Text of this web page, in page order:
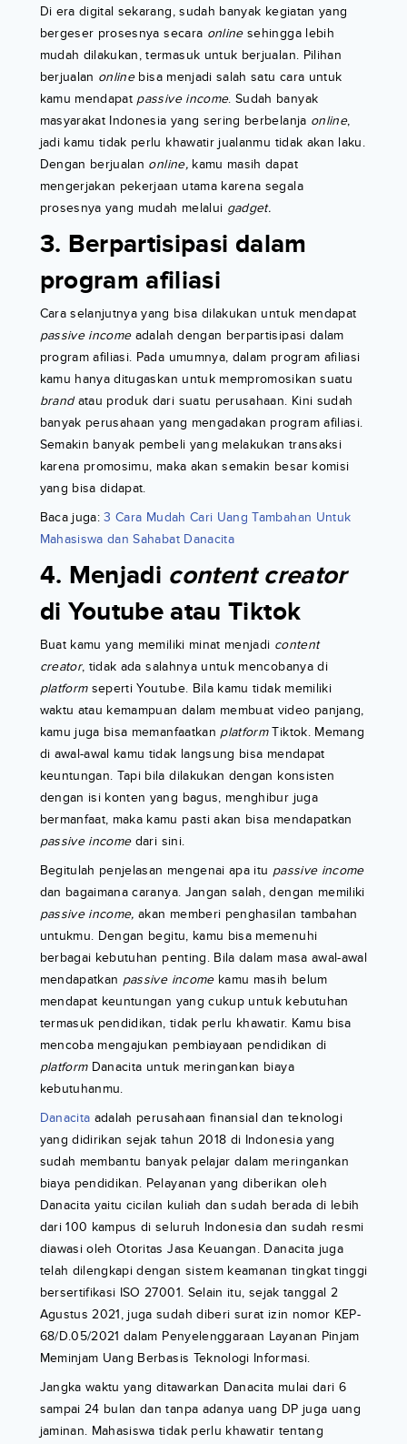
Di era digital sekarang, sudah banyak kegiatan yang
bergeser prosesnya secara onlinesehingga lebih
mudah dilakukan, termasuk untuk berjualan. Pilihan
berjualan onlinebisa menjadi salah satu cara untuk
kamu mendapat passive income. Sudah banyak
masyarakat Indonesia yang sering berbelanja online,
jadi kamu tidak perlu khawatir jualanmu tidak akan laku.
Dengan berjualan online,kamu masih dapat
mengerjakan pekerjaan utama karena segala
prosesnya yang mudah melalui gadget.
3. Berpartisipasi dalam
program afiliasi
Cara selanjutnya yang bisa dilakukan untuk mendapat
passive incomeadalah dengan berpartisipasi dalam
program afiliasi. Pada umumnya, dalam program afiliasi
kamu hanya ditugaskan untuk mempromosikan suatu
brandatau produk dari suatu perusahaan. Kini sudah
banyak perusahaan yang mengadakan program afiliasi.
Semakin banyak pembeli yang melakukan transaksi
karena promosimu, maka akan semakin besar komisi
yang bisa didapat.
Baca juga:3 Cara Mudah Cari Uang Tambahan Untuk
Mahasiswa dan Sahabat Danacita
4. Menjadi content creator
di Youtube atau Tiktok
Buat kamu yang memiliki minat menjadi content
creator, tidak ada salahnya untuk mencobanya di
platformseperti Youtube. Bila kamu tidak memiliki
waktu atau kemampuan dalam membuat video panjang,
kamu juga bisa memanfaatkan platformTiktok. Memang
di awal-awal kamu tidak langsung bisa mendapat
keuntungan. Tapi bila dilakukan dengan konsisten
dengan isi konten yang bagus, menghibur juga
bermanfaat, maka kamu pasti akan bisa mendapatkan
passive incomedari sini.
Begitulah penjelasan mengenai apa itu passive income
dan bagaimana caranya. Jangan salah, dengan memiliki
passive income, akan memberi penghasilan tambahan
untukmu. Dengan begitu, kamu bisa memenuhi
berbagai kebutuhan penting. Bila dalam masa awal-awal
mendapatkan passive incomekamu masih belum
mendapat keuntungan yang cukup untuk kebutuhan
termasuk pendidikan, tidak perlu khawatir. Kamu bisa
mencoba mengajukan pembiayaan pendidikan di
platformDanacita untuk meringankan biaya
kebutuhanmu.
Danacita adalah perusahaan finansial dan teknologi
yang didirikan sejak tahun 2018 di Indonesia yang
sudah membantu banyak pelajar dalam meringankan
biaya pendidikan. Pelayanan yang diberikan oleh
Danacita yaitu cicilan kuliah dan sudah berada di lebih
dari 100 kampus di seluruh Indonesia dan sudah resmi
diawasi oleh Otoritas Jasa Keuangan. Danacita juga
telah dilengkapi dengan sistem keamanan tingkat tinggi
bersertifikasi ISO 27001. Selain itu, sejak tanggal 2
Agustus 2021, juga sudah diberi surat izin nomor KEP-
68/D.05/2021 dalam Penyelenggaraan Layanan Pinjam
Meminjam Uang Berbasis Teknologi Informasi.
Jangka waktu yang ditawarkan Danacita mulai dari 6
sampai 24 bulan dan tanpa adanya uang DP juga uang
jaminan. Mahasiswa tidak perlu khawatir tentang